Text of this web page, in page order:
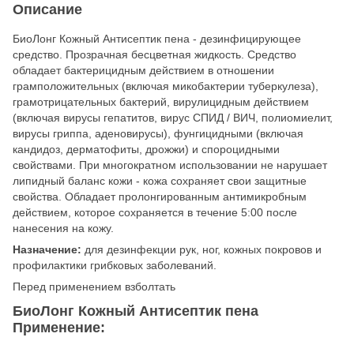
Описание
БиоЛонг Кожный Антисептик пена - дезинфицирующее
средство. Прозрачная бесцветная жидкость. Средство
обладает бактерицидным действием в отношении
грамположительных (включая микобактерии туберкулеза),
грамотрицательных бактерий, вирулицидным действием
(включая вирусы гепатитов, вирус СПИД / ВИЧ, полиомиелит,
вирусы гриппа, аденовирусы), фунгицидными (включая
кандидоз, дерматофиты, дрожжи) и спороцидными
свойствами. При многократном использовании не нарушает
липидный баланс кожи - кожа сохраняет свои защитные
свойства. Обладает пролонгированным антимикробным
действием, которое сохраняется в течение 5:00 после
нанесения на кожу.
Назначение: для дезинфекции рук, ног, кожных покровов и
профилактики грибковых заболеваний.
Перед применением взболтать
БиоЛонг Кожный Антисептик пена
Применение: